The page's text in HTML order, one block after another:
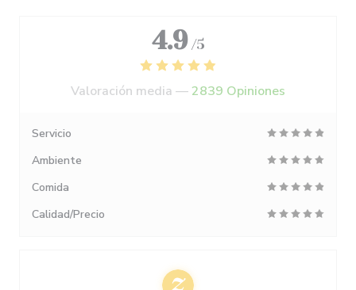
4.9 /5
Valoración media — 2839 Opiniones
Servicio
Ambiente
Comida
Calidad/Precio